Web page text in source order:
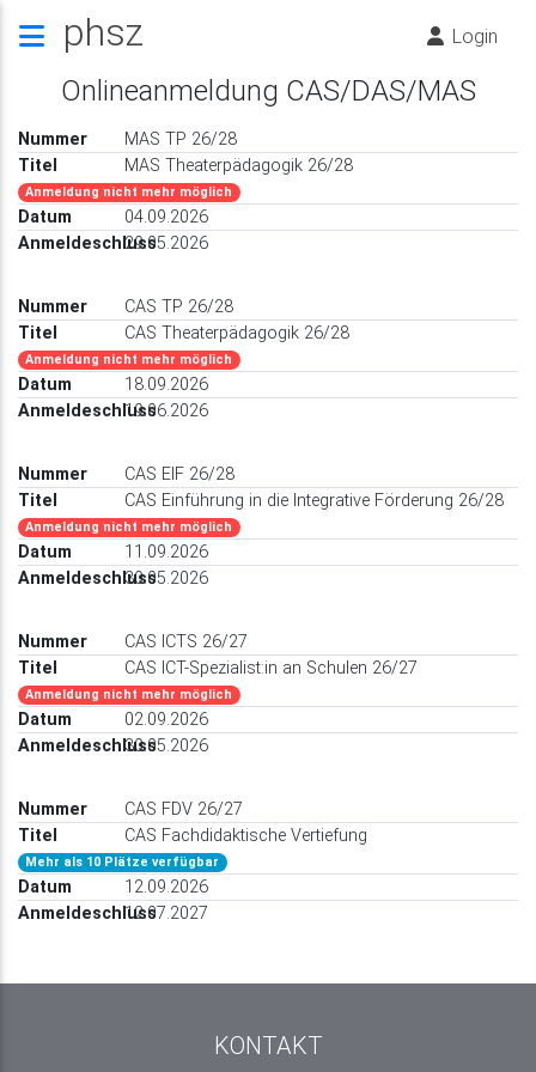
phsz Login
Onlineanmeldung CAS/DAS/MAS
MAS TP 26/28
MAS Theaterpädagogik 26/28
Anmeldung nicht mehr möglich
04.09.2026
29.05.2026
CAS TP 26/28
CAS Theaterpädagogik 26/28
Anmeldung nicht mehr möglich
18.09.2026
19.06.2026
CAS EIF 26/28
CAS Einführung in die Integrative Förderung 26/28
Anmeldung nicht mehr möglich
11.09.2026
30.05.2026
CAS ICTS 26/27
CAS ICT-Spezialist:in an Schulen 26/27
Anmeldung nicht mehr möglich
02.09.2026
30.05.2026
CAS FDV 26/27
CAS Fachdidaktische Vertiefung
Mehr als 10 Plätze verfügbar
12.09.2026
12.07.2027
KONTAKT